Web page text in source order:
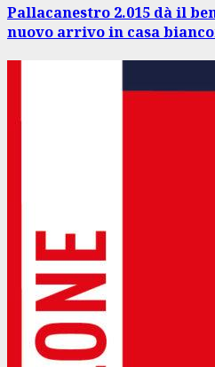
Pallacanestro 2.015 dà il
nuovo arrivo in casa